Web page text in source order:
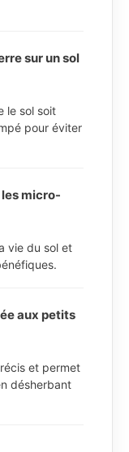
sur un sol
le sol soit
pour éviter
micro-
vie du sol et
aux petits
et permet
désherbant